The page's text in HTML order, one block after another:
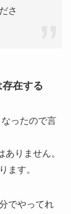
さ
在する
ったので言
りません。
ます。
でやってれ